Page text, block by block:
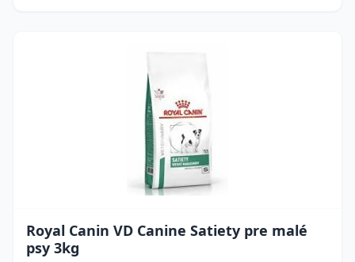
Royal Canin VD Canine Satiety pre malé
psy 3kg